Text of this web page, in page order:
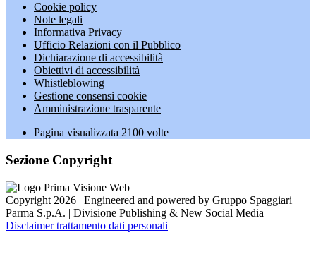
Cookie policy
Note legali
Informativa Privacy
Ufficio Relazioni con il Pubblico
Dichiarazione di accessibilità
Obiettivi di accessibilità
Whistleblowing
Gestione consensi cookie
Amministrazione trasparente
Pagina visualizzata 2100 volte
Sezione Copyright
Copyright 2026 | Engineered and powered by Gruppo Spaggiari
Parma S.p.A. | Divisione Publishing & New Social Media
Disclaimer trattamento dati personali